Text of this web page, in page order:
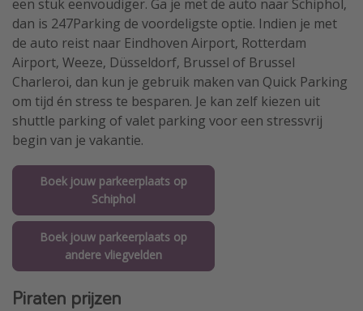
een stuk eenvoudiger. Ga je met de auto naar Schiphol,
dan is 247Parking de voordeligste optie. Indien je met
de auto reist naar Eindhoven Airport, Rotterdam
Airport, Weeze, Düsseldorf, Brussel of Brussel
Charleroi, dan kun je gebruik maken van Quick Parking
om tijd én stress te besparen. Je kan zelf kiezen uit
shuttle parking of valet parking voor een stressvrij
begin van je vakantie.
Boek jouw parkeerplaats op
Schiphol
Boek jouw parkeerplaats op
andere vliegvelden
Piraten prijzen